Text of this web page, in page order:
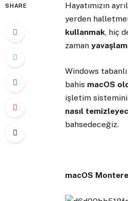
SHARE
Hayatımızın
yerden
kullanmak, hiç
zaman
Windows
bahis macOS
işletim sistemini
nasıl
bahsedeceğiz.
macOS